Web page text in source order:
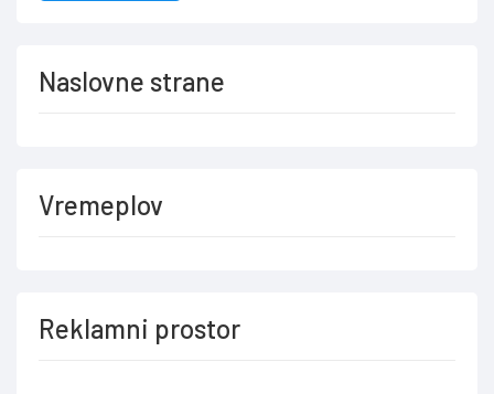
Naslovne strane
Vremeplov
Reklamni prostor